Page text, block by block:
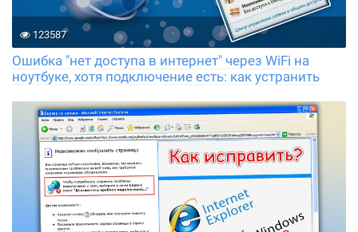
123587
Ошибка "нет доступа в интернет" через WiFi на
ноутбуке, хотя подключение есть: как устранить